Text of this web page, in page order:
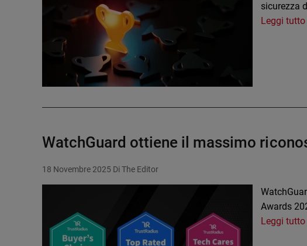
sicurezza
Leggi tutto
WatchGuard ottiene il massimo
18 Novembre 2025 Di The Editor
Awards
Leggi tutto